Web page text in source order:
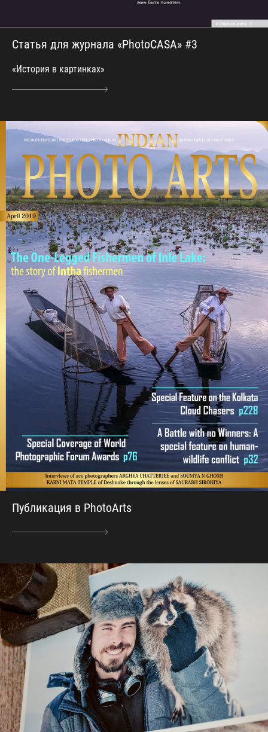
Статья для журнала «PhotoCASA» #3
«История в картинках»
Публикация в PhotoArts